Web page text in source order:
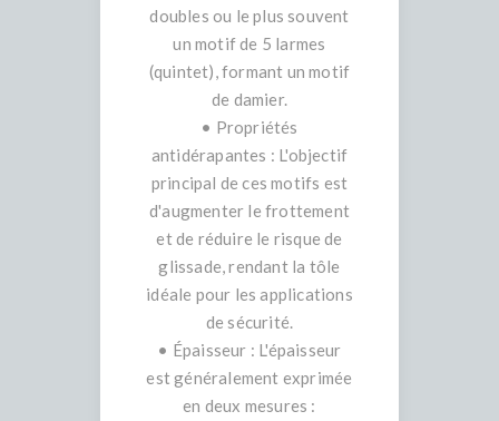
doubles ou le plus souvent
un motif de 5 larmes
(quintet), formant un motif
de damier.
• Propriétés
antidérapantes : L'objectif
principal de ces motifs est
d'augmenter le frottement
et de réduire le risque de
glissade, rendant la tôle
idéale pour les applications
de sécurité.
• Épaisseur : L'épaisseur
est généralement exprimée
en deux mesures :